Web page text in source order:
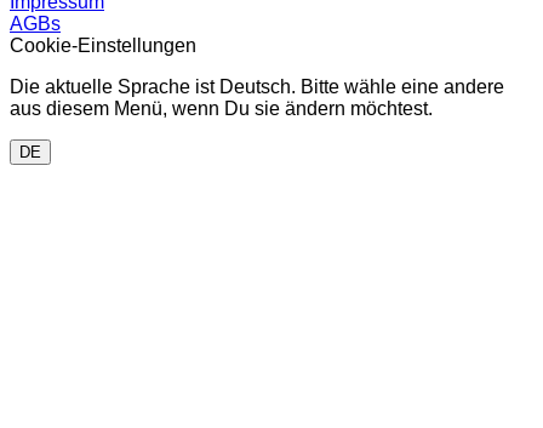
AGBs
Cookie-Einstellungen
Die aktuelle Sprache ist Deutsch. Bitte wähle eine andere
aus diesem Menü, wenn Du sie ändern möchtest.
DE